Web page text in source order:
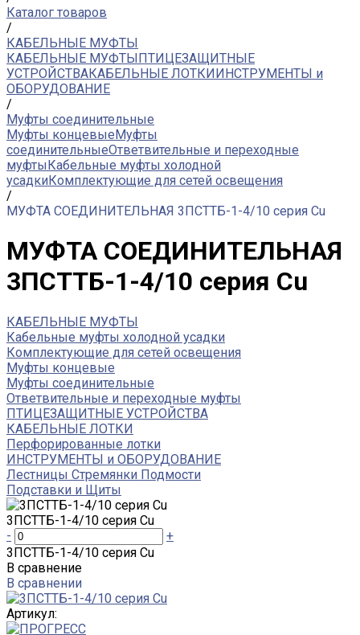
Каталог товаров
/
КАБЕЛЬНЫЕ МУФТЫ
КАБЕЛЬНЫЕ МУФТЫПТИЦЕЗАЩИТНЫЕ
УСТРОЙСТВАКАБЕЛЬНЫЕ ЛОТКИИНСТРУМЕНТЫ и
ОБОРУДОВАНИЕ
/
Муфты соединительные
Муфты концевыеМуфты
соединительныеОтветвительные и переходные
муфтыКабельные муфты холодной
усадкиКомплектующие для сетей освещения
/
МУФТА СОЕДИНИТЕЛЬНАЯ 3ПСТТБ-1-4/10 серия Cu
МУФТА СОЕДИНИТЕЛЬНАЯ
3ПСТТБ-1-4/10 серия Cu
КАБЕЛЬНЫЕ МУФТЫ
Кабельные муфты холодной усадки
Комплектующие для сетей освещения
Муфты концевые
Муфты соединительные
Ответвительные и переходные муфты
ПТИЦЕЗАЩИТНЫЕ УСТРОЙСТВА
КАБЕЛЬНЫЕ ЛОТКИ
Перфорированные лотки
ИНСТРУМЕНТЫ и ОБОРУДОВАНИЕ
Лестницы Стремянки Подмости
Подставки и Щиты
3ПСТТБ-1-4/10 серия Cu
-
+
3ПСТТБ-1-4/10 серия Cu
В сравнение
В сравнении
Артикул: